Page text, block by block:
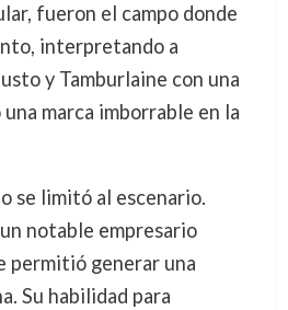
fueron el campo donde
interpretando a
y Tamburlaine con una
marca imborrable en la
se limitó al escenario.
notable empresario
permitió generar una
Su habilidad para